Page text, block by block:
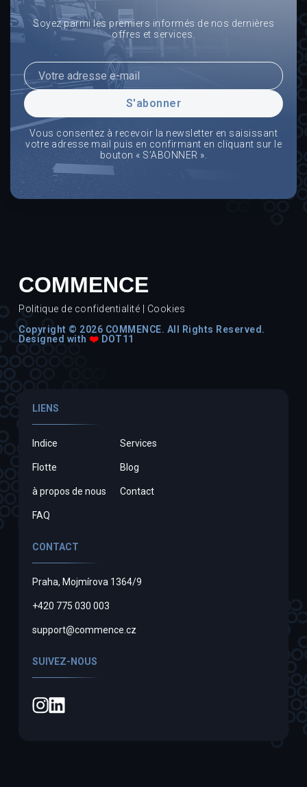
aideront à gérer l’augmentation attendue de la
demande.
Soyez parmi les premiers informés de nos dernières
offres et services.
S'abonner
Vous consentez à recevoir la newsletter en saisissant
votre adresse mail puis en confirmant en cliquant sur le
bouton « S’ABONNER ».
COMMENCE
Politique de confidentialité
Cookies
Copyright © 2026 COMMENCE. All Rights Reserved.
Designed with ❤️ DOT11
LIENS
Indice Services
Flotte Blog
à propos de nous Contact
FAQ
CONTACT
Praha, Mojmírova 1364/9
+420 775 030 003
support@commence.cz
SUIVEZ-NOUS